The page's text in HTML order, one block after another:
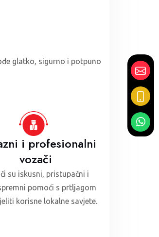
glatko, sigurno i potpuno
i profesionalni
vozači
su iskusni, pristupačni i
pomoći s prtljagom
korisne lokalne savjete.